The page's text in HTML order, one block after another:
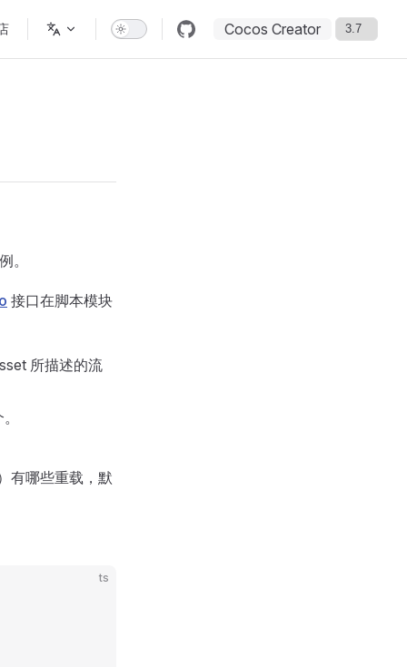
Cocos Creator
。
接口在脚本模块
所描述的流
有哪些重载，默
ts